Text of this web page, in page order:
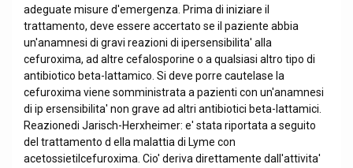
adeguate misure d'emergenza. Prima di iniziare il
trattamento, deve essere accertato se il paziente abbia
un'anamnesi di gravi reazioni di ipersensibilita' alla
cefuroxima, ad altre cefalosporine o a qualsiasi altro tipo di
antibiotico beta-lattamico. Si deve porre cautelase la
cefuroxima viene somministrata a pazienti con un'anamnesi
di ip ersensibilita' non grave ad altri antibiotici beta-lattamici.
Reazionedi Jarisch-Herxheimer: e' stata riportata a seguito
del trattamento d ella malattia di Lyme con
acetossietilcefuroxima. Cio' deriva direttamente dall'attivita'